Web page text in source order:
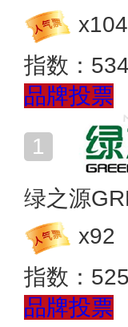
x104
指数：
品牌投票
绿之源
x92
指数：
品牌投票